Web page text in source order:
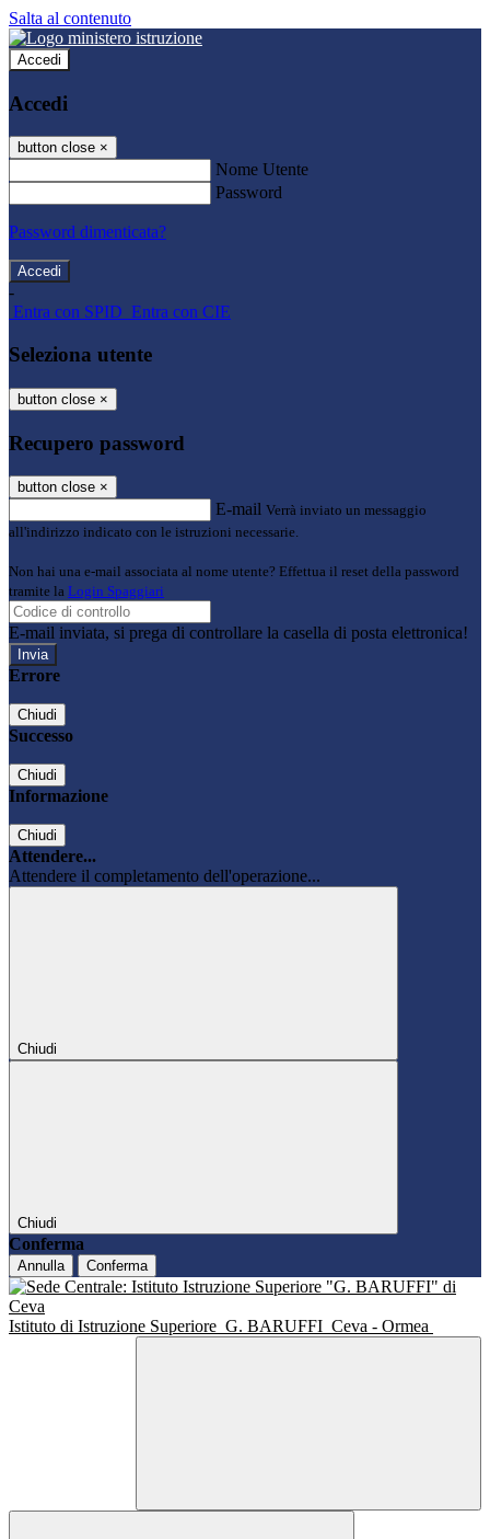
Salta al contenuto
Accedi
Accedi
button close ×
Nome Utente
Password
Password dimenticata?
-
Entra con SPID Entra con CIE
Seleziona utente
button close ×
Recupero password
button close ×
E-mail Verrà inviato un messaggio
all'indirizzo indicato con le istruzioni necessarie.
Non hai una e-mail associata al nome utente? Effettua il reset della password
tramite la Login Spaggiari
E-mail inviata, si prega di controllare la casella di posta elettronica!
Errore
Chiudi
Successo
Chiudi
Informazione
Chiudi
Attendere...
Attendere il completamento dell'operazione...
Chiudi
Chiudi
Conferma
Annulla Conferma
Istituto di Istruzione Superiore G. BARUFFI Ceva - Ormea